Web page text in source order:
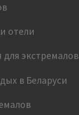
отели
экстремалов
в Беларуси